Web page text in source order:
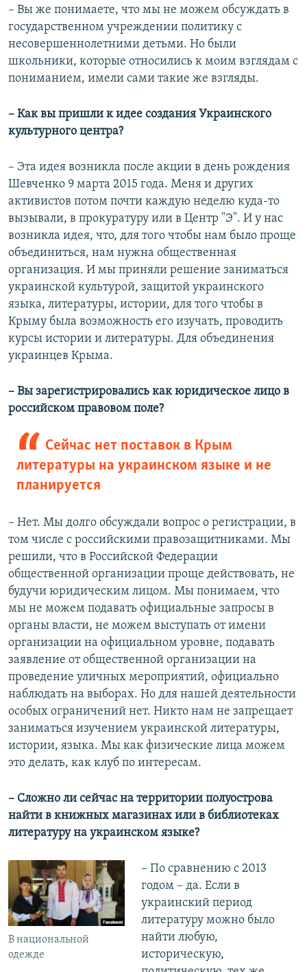
– Вы же понимаете, что мы не можем обсуждать в
государственном учреждении политику с
несовершеннолетними детьми. Но были
школьники, которые относились к моим взглядам с
пониманием, имели сами такие же взгляды.
– Как вы пришли к идее создания Украинского
культурного центра?
– Эта идея возникла после акции в день рождения
Шевченко 9 марта 2015 года. Меня и других
активистов потом почти каждую неделю куда-то
вызывали, в прокуратуру или в Центр "Э". И у нас
возникла идея, что, для того чтобы нам было проще
объединиться, нам нужна общественная
организация. И мы приняли решение заниматься
украинской культурой, защитой украинского
языка, литературы, истории, для того чтобы в
Крыму была возможность его изучать, проводить
курсы истории и литературы. Для объединения
украинцев Крыма.
– Вы зарегистрировались как юридическое лицо в
российском правовом поле?
Сейчас нет поставок в Крым
литературы на украинском языке и не
планируется
– Нет. Мы долго обсуждали вопрос о регистрации, в
том числе с российскими правозащитниками. Мы
решили, что в Российской Федерации
общественной организации проще действовать, не
будучи юридическим лицом. Мы понимаем, что
мы не можем подавать официальные запросы в
органы власти, не можем выступать от имени
организации на официальном уровне, подавать
заявление от общественной организации на
проведение уличных мероприятий, официально
наблюдать на выборах. Но для нашей деятельности
особых ограничений нет. Никто нам не запрещает
заниматься изучением украинской литературы,
истории, языка. Мы как физические лица можем
это делать, как клуб по интересам.
– Сложно ли сейчас на территории полуострова
найти в книжных магазинах или в библиотеках
литературу на украинском языке?
В национальной
одежде
– По сравнению с 2013
годом – да. Если в
украинский период
литературу можно было
найти любую,
историческую,